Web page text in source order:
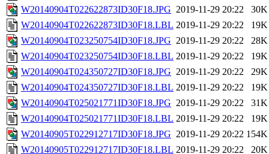
W20140904T022622873ID30F18.JPG 2019-11-29 20:22
30K
W20140904T022622873ID30F18.LBL 2019-11-29 20:22
19K
W20140904T023250754ID30F18.JPG 2019-11-29 20:22
28K
W20140904T023250754ID30F18.LBL 2019-11-29 20:22
19K
W20140904T024350727ID30F18.JPG 2019-11-29 20:22
29K
W20140904T024350727ID30F18.LBL 2019-11-29 20:22
19K
W20140904T025021771ID30F18.JPG 2019-11-29 20:22
31K
W20140904T025021771ID30F18.LBL 2019-11-29 20:22
19K
W20140905T022912717ID30F18.JPG 2019-11-29 20:22 154K
W20140905T022912717ID30F18.LBL 2019-11-29 20:22
20K